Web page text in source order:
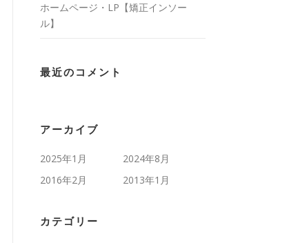
ホームページ・LP【矯正インソー
ル】
最近のコメント
アーカイブ
2025年1月
2024年8月
2016年2月
2013年1月
カテゴリー